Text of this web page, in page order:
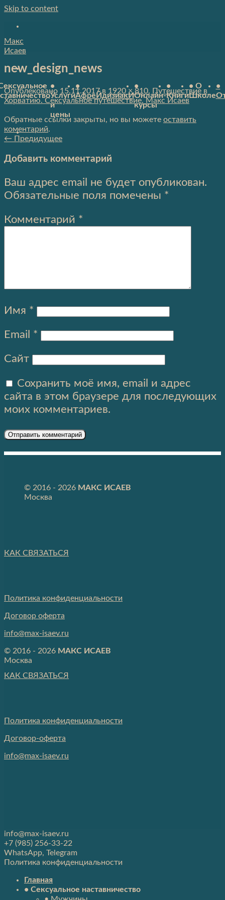
Skip to content
Макс
Исаев
•
Услуги
и
цены
•
АфреЙдизиакИ
•
Онлайн-
курсы
•
Книги
• О
Школе
•
new_design_news
Опублековано 15.11.2017в 1920 × 810, Путешествие в
Хорватию. Сексуальное путешествие. Макс Исаев
Обратные ссылки закрыты, но вы можете оставить
коментарий.
← Предидущее
Добавить комментарий
Ваш адрес email не будет опубликован.
Обязательные поля помечены *
Комментарий *
Имя *
Email *
Сайт
Сохранить моё имя, email и адрес
сайта в этом браузере для последующих
моих комментариев.
© 2016 - 2026 МАКС ИСАЕВ
Москва
КАК СВЯЗАТЬСЯ
Политика конфиденциальности
Договор оферта
info@max-isaev.ru
© 2016 - 2026 МАКС ИСАЕВ
Москва
КАК СВЯЗАТЬСЯ
Политика конфиденциальности
Договор-оферта
info@max-isaev.ru
info@max-isaev.ru
+7 (985) 256-33-22
WhatsApp, Telegram
Политика конфиденциальности
Главная
• Сексуальное наставничество